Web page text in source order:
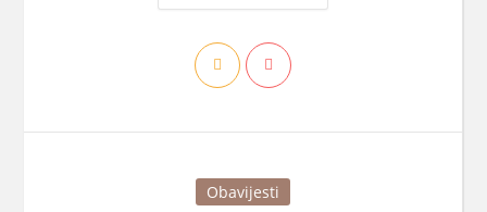
Obavijesti